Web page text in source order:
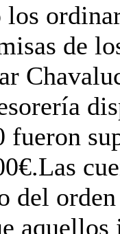
los
de
fueron
del